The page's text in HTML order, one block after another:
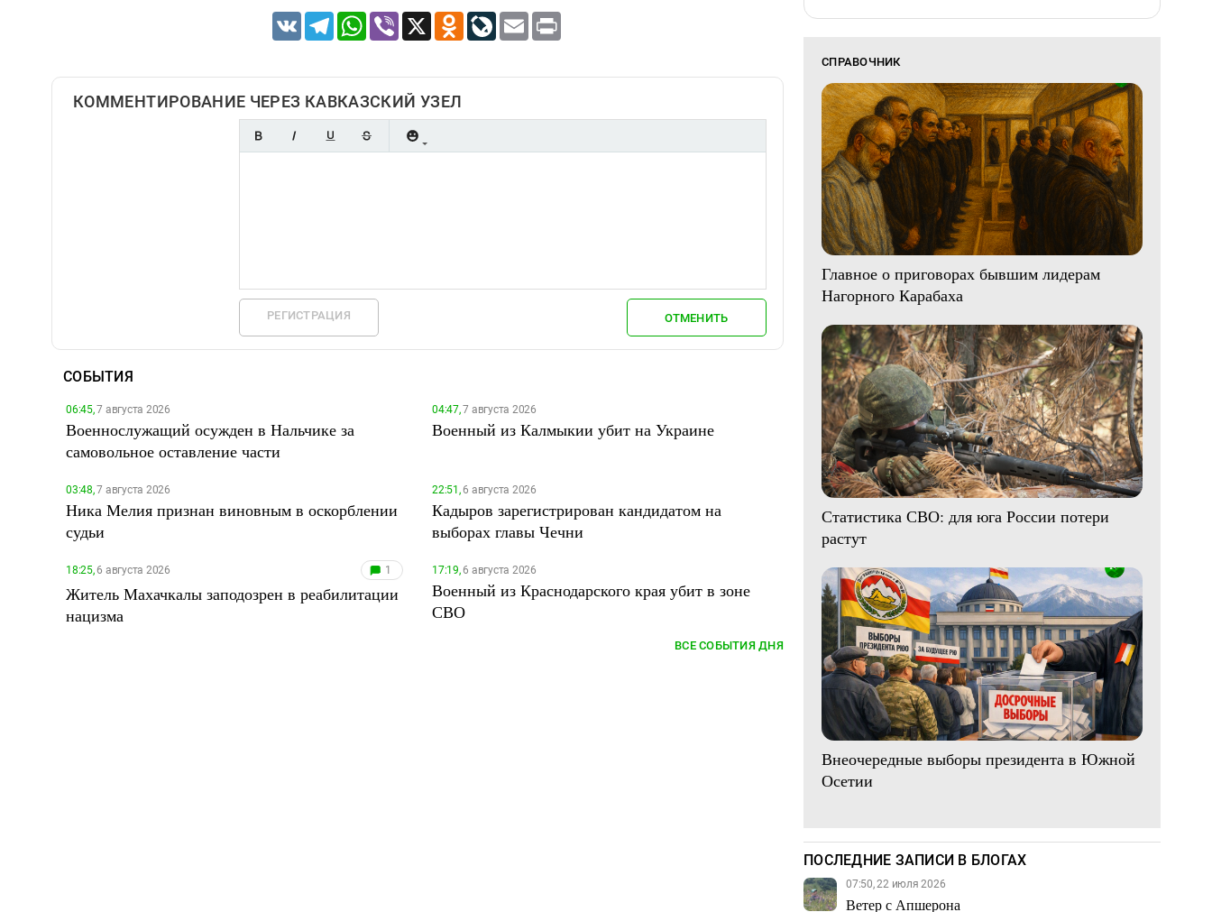
VK TelegramWhatsApp
Viber X Odnoklassniki
LiveJournal
Email
КОММЕНТИРОВАНИЕ ЧЕРЕЗ КАВКАЗСКИЙ УЗЕЛ
РЕГИСТРАЦИЯ ОТМЕНИТЬ
СОБЫТИЯ
06:45,7 августа 2026
Военнослужащий осужден в Нальчике за
самовольное оставление части
04:47,7 августа 2026
Военный из Калмыкии убит на Украине
03:48,7 августа 2026
Ника Мелия признан виновным в оскорблении
судьи
22:51,6 августа 2026
Кадыров зарегистрирован кандидатом на
выборах главы Чечни
18:25,6 августа 2026 1
Житель Махачкалы заподозрен в реабилитации
нацизма
17:19,6 августа 2026
Военный из Краснодарского края убит в зоне
СВО
ВСЕ СОБЫТИЯ ДНЯ
СПРАВОЧНИК
Главное о приговорах бывшим лидерам
Нагорного Карабаха
Статистика СВО: для юга России потери
растут
Внеочередные выборы президента в Южной
Осетии
ПОСЛЕДНИЕ ЗАПИСИ В БЛОГАХ
07:50, 22 июля 2026
Ветер с Апшерона